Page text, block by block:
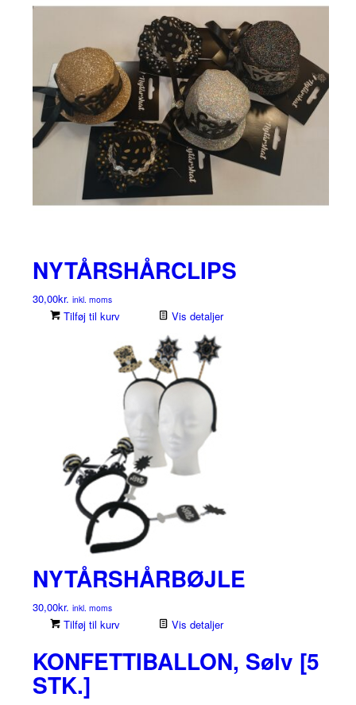
NYTÅRSHÅRCLIPS
30,00kr. inkl. moms
Tilføj til kurv Vis detaljer
NYTÅRSHÅRBØJLE
30,00kr. inkl. moms
Tilføj til kurv Vis detaljer
KONFETTIBALLON, Sølv [5
STK.]